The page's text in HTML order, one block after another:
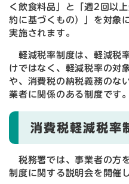
く飲食料品」と「週2回以
約に基づくもの）」を対象
実施されます。
軽減税率制度は、軽減税
けではなく、軽減税率の対
や、消費税の納税義務のな
業者に関係のある制度です。
消費税軽減税率
税務署では、事業者の方
制度に関する説明会を開催